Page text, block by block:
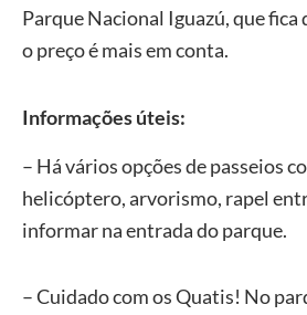
Parque Nacional Iguazú, que
o preço é mais em conta.
Informações úteis:
– Há vários opções de passeios
helicóptero, arvorismo, rapel
informar na entrada do parque.
– Cuidado com os Quatis! No